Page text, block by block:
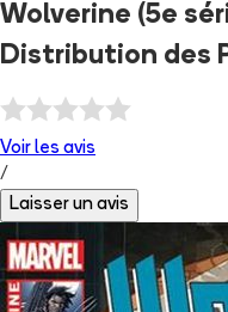
Wolverine (5e
Distribution des
Voir les avis
/
Laisser un avis